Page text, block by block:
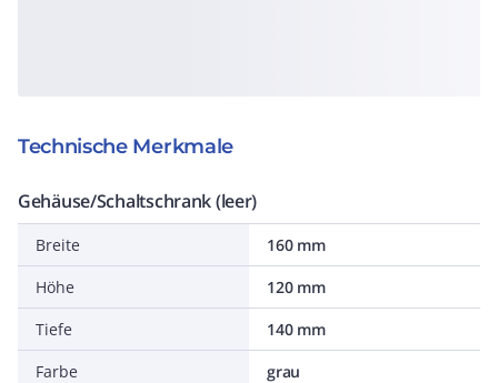
Technische Merkmale
Gehäuse/Schaltschrank (leer)
Breite
160 mm
Höhe
120 mm
Tiefe
140 mm
Farbe
grau